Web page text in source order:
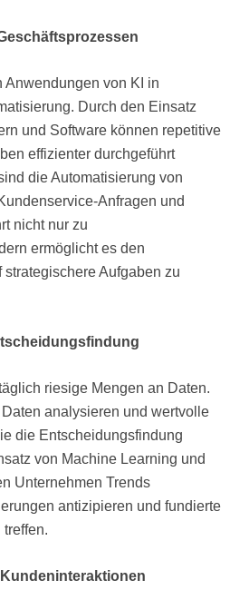
Anwendungen von KI in
Durch den Einsatz
und Software können repetitive
effizienter durchgeführt
die Automatisierung von
Anfragen und
nicht nur zu
ermöglicht es den
Aufgaben zu
riesige Mengen an Daten.
analysieren und wertvolle
die Entscheidungsfindung
von Machine Learning und
Unternehmen Trends
antizipieren und fundierte